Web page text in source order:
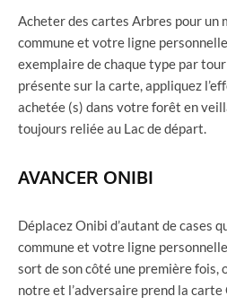
Acheter des cartes Arbres pour un
commune et votre ligne
exemplaire de chaque type par
présente sur la carte, appliquez
achetée (s) dans votre forêt en
toujours reliée au Lac de départ.
AVANCER ONIBI
Déplacez Onibi d’autant de cases
commune et votre ligne personnelle
sort de son côté une première fois,
notre et l’adversaire prend la carte